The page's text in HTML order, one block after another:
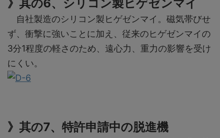
》其の6、シリコン製ヒゲゼンマイ
自社製造のシリコン製ヒゲゼンマイ。磁気帯びせ
ず、衝撃に強いことに加え、従来のヒゲゼンマイの
3分1程度の軽さのため、遠心力、重力の影響を受け
にくい。
》其の7、特許申請中の脱進機